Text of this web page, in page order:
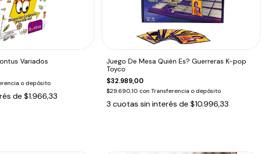
Variados
o depósito
de $1.966,33
Juego De Mesa Quién Es? Guerreras K-pop
Toyco
$32.989,00
$29.690,10 con Transferencia o depósito
3 cuotas sin interés de$10.996,33